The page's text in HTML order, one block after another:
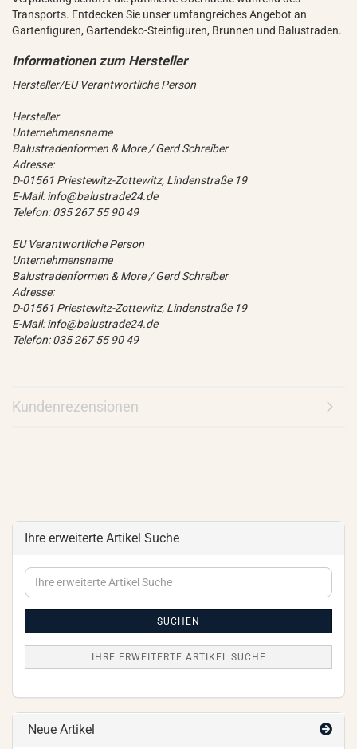
Transports. Entdecken Sie unser umfangreiches Angebot an
Gartenfiguren, Gartendeko-Steinfiguren, Brunnen und Balustraden.
Hersteller/EU Verantwortliche Person
Hersteller
Unternehmensname
Balustradenformen & More / Gerd Schreiber
Adresse:
D-01561 Priestewitz-Zottewitz, Lindenstraße 19
E-Mail: info@balustrade24.de
Telefon: 035 267 55 90 49
EU Verantwortliche Person
Unternehmensname
Balustradenformen & More / Gerd Schreiber
Adresse:
D-01561 Priestewitz-Zottewitz, Lindenstraße 19
E-Mail: info@balustrade24.de
Telefon: 035 267 55 90 49
Kundenrezensionen
Ihre erweiterte Artikel Suche
Ihre
erweiterte
SUCHEN
IHRE ERWEITERTE ARTIKEL SUCHE
Neue Artikel